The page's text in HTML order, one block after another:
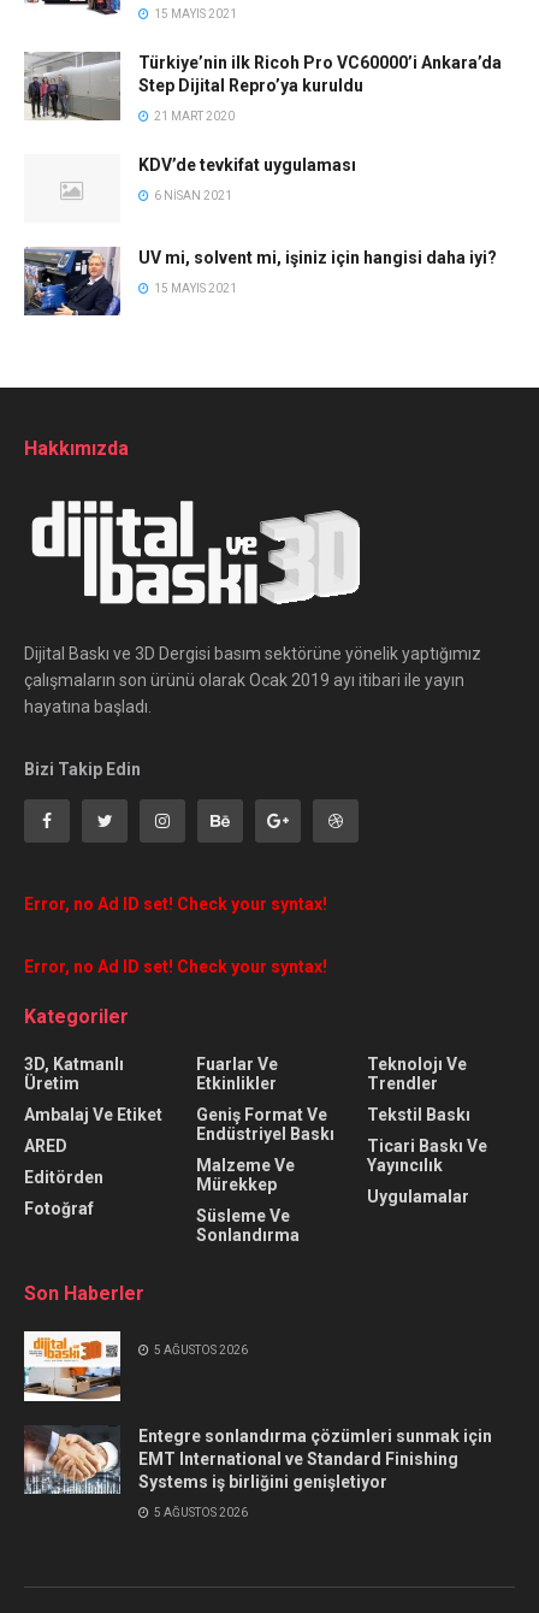
15 MAYIS 2021
Türkiye’nin ilk Ricoh Pro VC60000’i Ankara’da
Step Dijital Repro’ya kuruldu
21 MART 2020
KDV’de tevkifat uygulaması
6 NISAN 2021
UV mi, solvent mi, işiniz için hangisi daha iyi?
15 MAYIS 2021
Hakkımızda
Dijital Baskı ve 3D Dergisi basım sektörüne yönelik yaptığımız
çalışmaların son ürünü olarak Ocak 2019 ayı itibari ile yayın
hayatına başladı.
Bizi Takip Edin
Error, no Ad ID set! Check your syntax!
Error, no Ad ID set! Check your syntax!
Kategoriler
3D, Katmanlı
Üretim
Ambalaj Ve Etiket
ARED
Editörden
Fotoğraf
Fuarlar Ve
Etkinlikler
Geniş Format Ve
Endüstriyel Baskı
Malzeme Ve
Mürekkep
Süsleme Ve
Sonlandırma
Teknolojı Ve
Trendler
Tekstil Baskı
Ticari Baskı Ve
Yayıncılık
Uygulamalar
Son Haberler
5 AĞUSTOS 2026
Entegre sonlandırma çözümleri sunmak için
EMT International ve Standard Finishing
Systems iş birliğini genişletiyor
5 AĞUSTOS 2026